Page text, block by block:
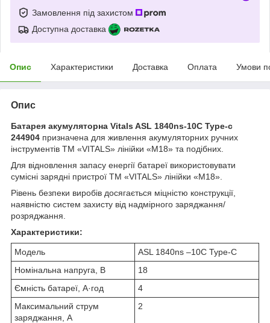
Замовлення під захистом
Доступна доставка
Опис Характеристики Доставка Оплата Умови
Опис
Батарея акумуляторна Vitals ASL 1840ns-10С Type-c
244904 призначена для живлення акумуляторних ручних
інструментів ТМ «VITALS» лінійки «М18» та подібних.
Для відновлення запасу енергії батареї використовувати
сумісні зарядні пристрої ТМ «VITALS» лінійки «М18».
Рівень безпеки виробів досягається міцністю конструкції,
наявністю систем захисту від надмірного заряджання/
розряджання.
Характеристики:
Модель
ASL 1840ns –10C Type‑C
Номінальна напруга, В
18
Ємність батареї, А·год
4
Максимальний струм
заряджання, А
2